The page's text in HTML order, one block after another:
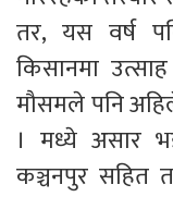
तर, यस वर्ष
किसानमा
मौसमले पनि
। मध्ये असार
कञ्चनपुर सहित